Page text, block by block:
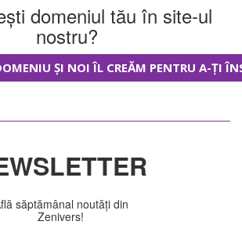
domeniul tău în site-ul
nostru?
ȘI NOI ÎL CREĂM PENTRU A-ȚI
săptămânal noutăți din
Zenivers!